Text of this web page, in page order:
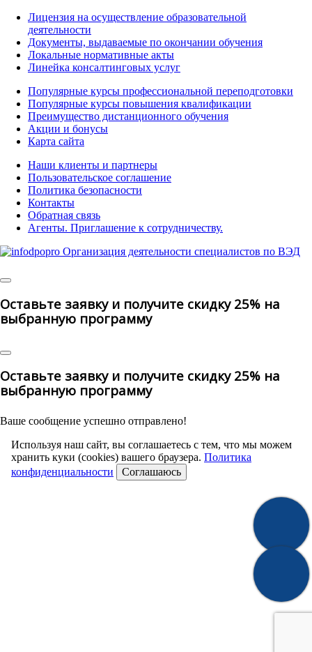
Лицензия на осуществление образовательной
деятельности
Документы, выдаваемые по окончании обучения
Локальные нормативные акты
Линейка консалтинговых услуг
Популярные курсы профессиональной переподготовки
Популярные курсы повышения квалификации
Преимущество дистанционного обучения
Акции и бонусы
Карта сайта
Наши клиенты и партнеры
Пользовательское соглашение
Политика безопасности
Контакты
Обратная связь
Агенты. Приглашение к сотрудничеству.
Оставьте заявку и получите скидку 25% на
выбранную программу
Оставьте заявку и получите скидку 25% на
выбранную программу
Ваше сообщение успешно отправлено!
Используя наш сайт, вы соглашаетесь с тем, что мы можем
хранить куки (cookies) вашего браузера. Политика
конфиденциальности
Соглашаюсь